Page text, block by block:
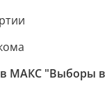
в МАКС "Выборы